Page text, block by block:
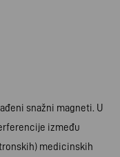
snažni magneti. U
između
medicinskih